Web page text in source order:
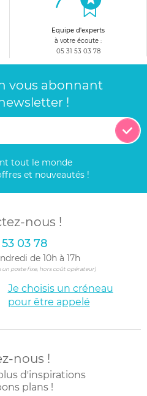
Equipe d'experts
à votre écoute :
05 31 53 03 78
vous abonnant
!
tout le monde
et nouveautés !
nous !
53 03 78
de 10h à 17h
un poste fixe, hors coût opérateur)
Je choisis un créneau
pour être appelé
nous !
d'inspirations
plans !